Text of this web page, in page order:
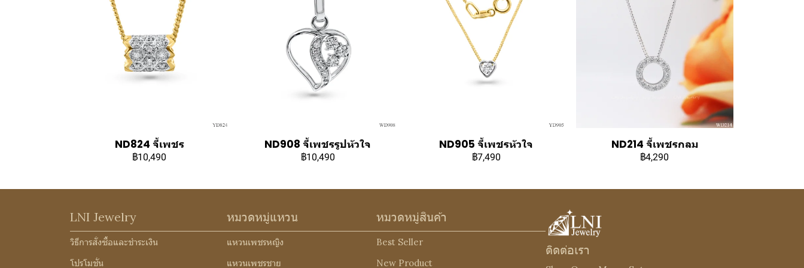
ND824 จี้เพชร
฿10,490
ND908 จี้เพชรรูปหัวใจ
฿10,490
ND905 จี้เพชรหัวใจ
฿7,490
ND214 จี้เพชรกลม
฿4,290
LNI Jewelry
วิธีการสั่งซื้อและชำระเงิน
โปรโมชั่น
หมวดหมู่แหวน
แหวนเพชรหญิง
แหวนเพชรชาย
หมวดหมู่สินค้า
Best Seller
New Product
ติดต่อเรา